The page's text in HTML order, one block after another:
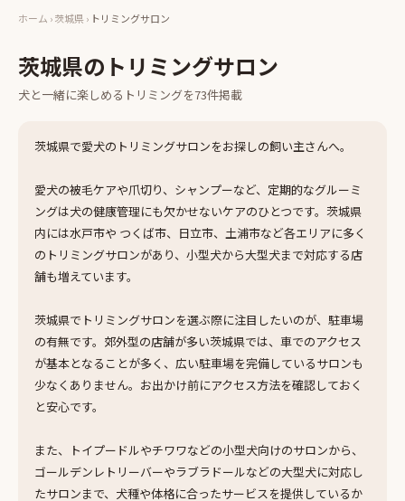
ホーム ›茨城県› トリミングサロン
茨城県の トリミングサロン
犬と一緒に楽しめる トリミングを73件掲載
茨城県で愛犬のトリミングサロンをお探しの飼い主さんへ。
愛犬の被毛ケアや爪切り、シャンプーなど、定期的なグルーミ
ングは犬の健康管理にも欠かせないケアのひとつです。茨城県
内には水戸市や つくば市、日立市、土浦市など各エリアに多く
のトリミングサロンがあり、小型犬から大型犬まで対応する店
舗も増えています。
茨城県でトリミングサロンを選ぶ際に注目したいのが、駐車場
の有無です。郊外型の店舗が多い茨城県では、車でのアクセス
が基本となることが多く、広い駐車場を完備しているサロンも
少なくありません。お出かけ前にアクセス方法を確認しておく
と安心です。
また、トイプードルやチワワなどの小型犬向けのサロンから、
ゴールデンレトリーバーやラブラドールなどの大型犬に対応し
たサロンまで、犬種や体格に合ったサービスを提供しているか